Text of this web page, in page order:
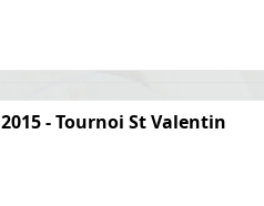
2015 - Tournoi St Valentin